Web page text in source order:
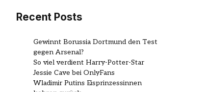
Recent Posts
Gewinnt Borussia Dortmund den Test
gegen Arsenal?
So viel verdient Harry-Potter-Star
Jessie Cave bei OnlyFans
Wladimir Putins Eisprinzessinnen